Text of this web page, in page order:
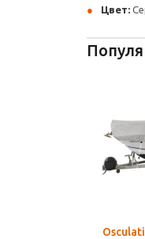
Цвет: